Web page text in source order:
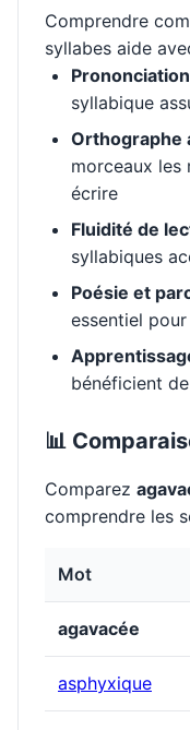
Comprendre
syllabes aide
syllabique
Orthographe
morceaux les
écrire
Fluidité de
syllabiques
Poésie et
essentiel
bénéficient
📊
Comparez
comprendre les
Mot
agavacée
asphyxique